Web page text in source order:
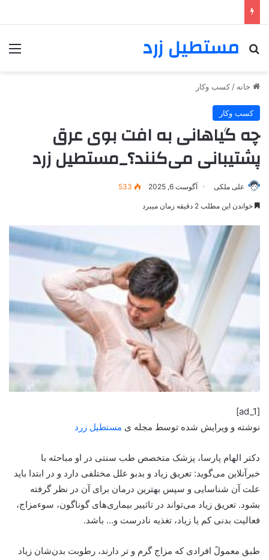
مستطیل زرد
خانه / کسب وکار
کسب وکار
چه گیاهانی به افت بوی عرق
پشتیبانی می‌کنند؟_مستطیل زرد
علی ملکی آگوست 6, 2025 533
خواندن این مطلب 2 دقیقه زمان میبرد
[ad_1]
نوشته و ویرایش شده توسط مجله ی مستطیل زرد
دکتر الهام پارسا، پزشک متخصص طب سنتی در او مباحثه با
خبرآنلاین می‌گوید: تعریق زیاد و بدبو علل مختلفی دارد و در ابتدا باید
علت آن شناسایی و سپس بهترین درمان برای آن در نظر گرفته
بشود. تعریق زیاد می‌تواند در تاثییر بیماری‌های گوناگون، سوءمزاج،
فعالیت بدنی کم یا زیاد، تغذیه نادرست و… باشد.
طبق معمولً افرادی که مزاج گرم و تر دارند، رطوبت بدن‌شان زیاد